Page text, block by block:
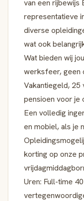
van een rijbewijs
representatieve
diverse
wat ook
Wat bieden wij
werksfeer, geen
Vakantiegeld, 25
pensioen voor je
Een volledig
en mobiel, als je
korting op onze
Uren: Full-time